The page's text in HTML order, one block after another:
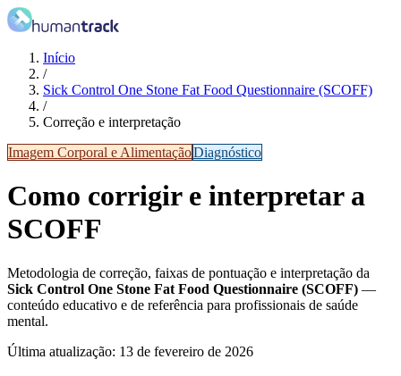
Início
/
Sick Control One Stone Fat Food Questionnaire (SCOFF)
/
Correção e interpretação
Imagem Corporal e AlimentaçãoDiagnóstico
Como corrigir e interpretar a
SCOFF
Metodologia de correção, faixas de pontuação e interpretação da
Sick Control One Stone Fat Food Questionnaire (SCOFF) —
conteúdo educativo e de referência para profissionais de saúde
mental.
Última atualização: 13 de fevereiro de 2026